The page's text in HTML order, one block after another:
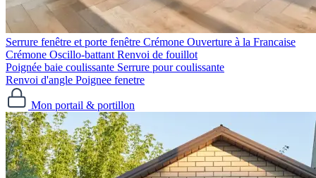
Serrure fenêtre et porte fenêtre Crémone Ouverture à la Francaise
Crémone Oscillo-battant Renvoi de fouillot
Poignée baie coulissante Serrure pour coulissante
Renvoi d'angle Poignee fenetre
Mon portail & portillon